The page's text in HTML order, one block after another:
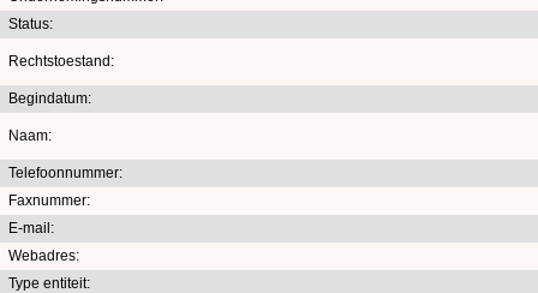
Status:
Rechtstoestand:
Begindatum:
Naam:
Telefoonnummer:
Faxnummer:
E-mail:
Webadres:
Type entiteit: